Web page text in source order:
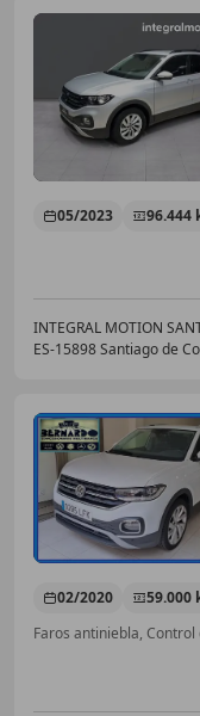
05/2023 96.444
INTEGRAL MOTION
ES-15898 Santiago de
02/2020 59.000